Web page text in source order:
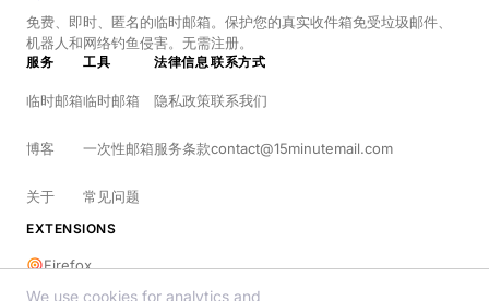
免费、即时、匿名的临时邮箱。保护您的真实收件箱免受垃圾邮件、
机器人和网络钓鱼侵害。无需注册。
服务
临时邮箱
博客
关于
工具
临时邮箱
一次性邮箱
常见问题
法律信息
隐私政策
服务条款
联系方式
联系我们
contact@15minutemail.com
EXTENSIONS
Firefox
We use cookies for analytics and